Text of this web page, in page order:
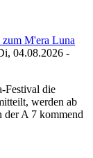
M'era Luna
04.08.2026 -
Festival die
werden ab
der A 7 kommend